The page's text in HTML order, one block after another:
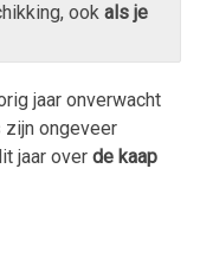
ook als je
jaar onverwacht
ongeveer
jaar over de kaap